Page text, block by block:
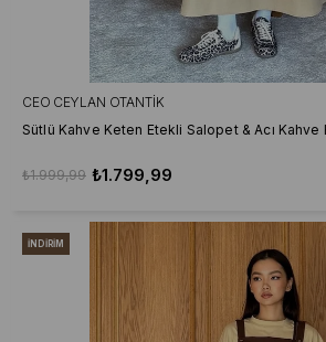
CEO CEYLAN OTANTIK
Sütlü Kahve Keten Etekli Salopet & Acı Kahve
₺1.799,99
₺1.999,99
İNDIRIM